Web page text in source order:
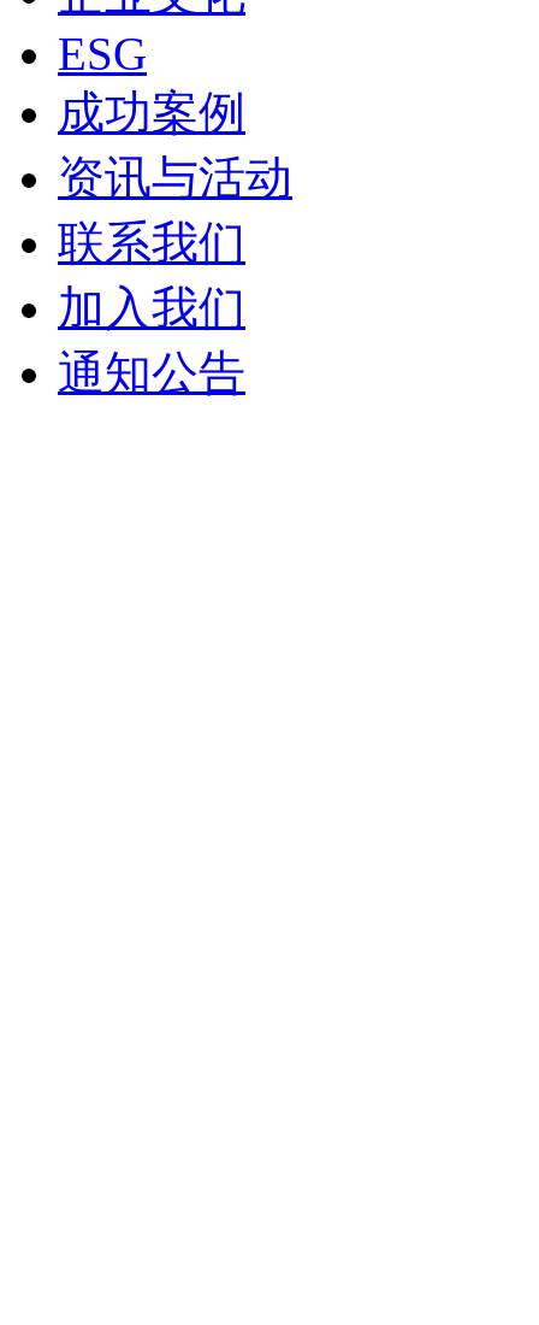
ESG
成功案例
资讯与活动
联系我们
加入我们
通知公告